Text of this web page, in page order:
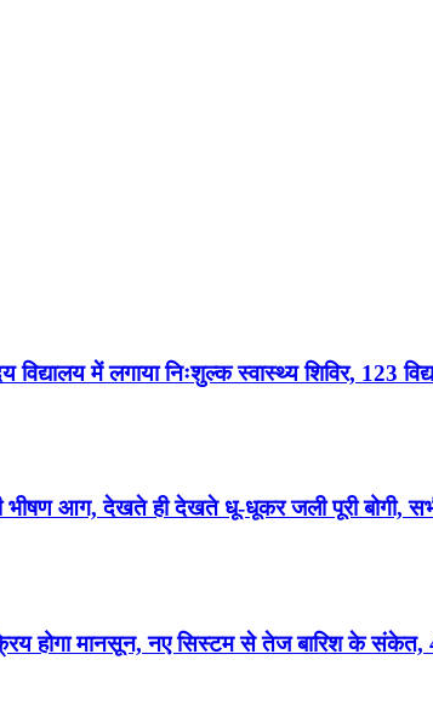
में लगाया निःशुल्क स्वास्थ्य शिविर, 123
आग, देखते ही देखते धू-धूकर जली पूरी बोगी, सभी
होगा मानसून, नए सिस्टम से तेज बारिश के संकेत,